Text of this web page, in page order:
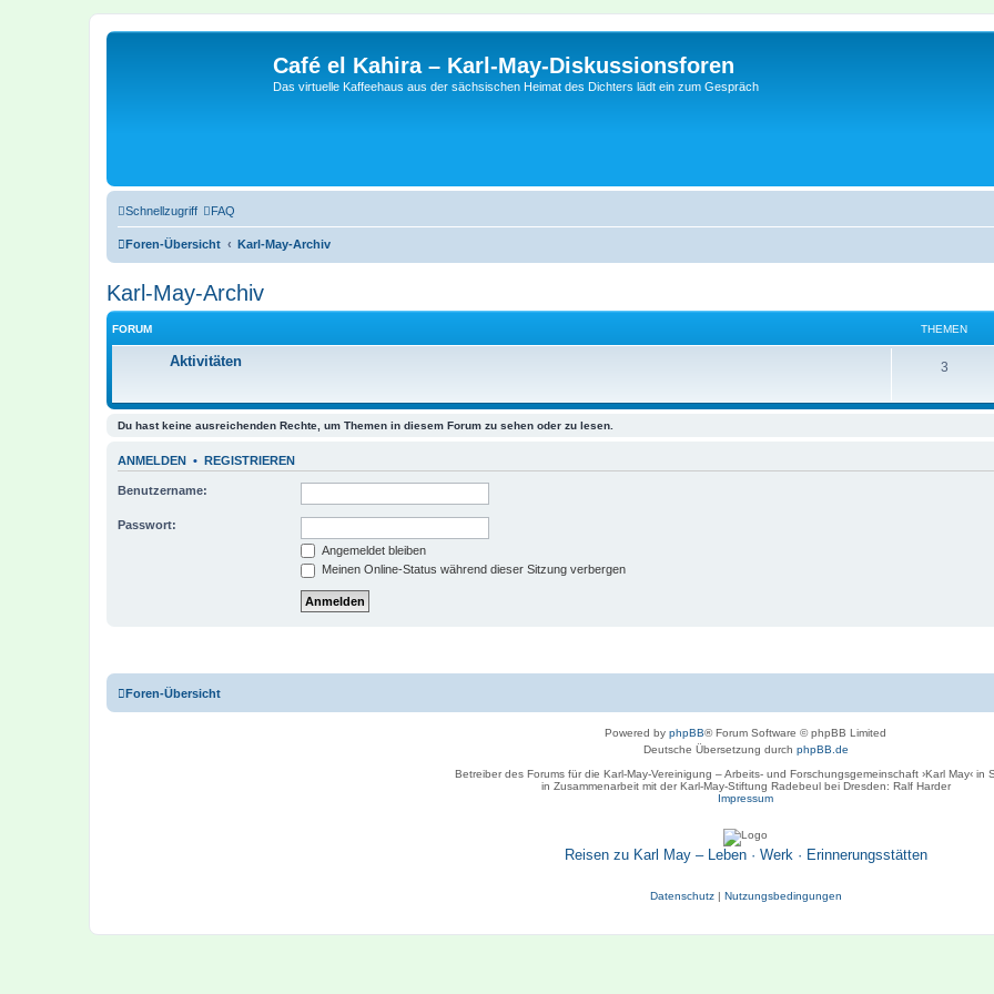
Café el Kahira – Karl-May-Diskussionsforen
Das virtuelle Kaffeehaus aus der sächsischen Heimat des Dichters lädt ein zum Gespräch
Schnellzugriff FAQ
Foren-Übersicht Karl-May-Archiv
Karl-May-Archiv
FORUM THEMEN
Aktivitäten 3
Du hast keine ausreichenden Rechte, um Themen in diesem Forum zu sehen oder zu lesen.
ANMELDEN • REGISTRIEREN
Benutzername:
Passwort:
Angemeldet bleiben
Meinen Online-Status während dieser Sitzung verbergen
Foren-Übersicht
Powered by phpBB® Forum Software © phpBB Limited
Deutsche Übersetzung durch phpBB.de
Betreiber des Forums für die Karl-May-Vereinigung – Arbeits- und Forschungsgemeinschaft ›Karl May‹ in
in Zusammenarbeit mit der Karl-May-Stiftung Radebeul bei Dresden: Ralf Harder
Impressum
Reisen zu Karl May – Leben · Werk · Erinnerungsstätten
Datenschutz| Nutzungsbedingungen